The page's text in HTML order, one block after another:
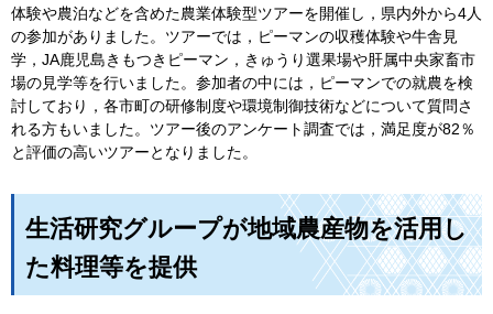
体験や農泊などを含めた農業体験型ツアーを開催し，県内外から4人
の参加がありました。ツアーでは，ピーマンの収穫体験や牛舎見
学，JA鹿児島きもつきピーマン，きゅうり選果場や肝属中央家畜市
場の見学等を行いました。参加者の中には，ピーマンでの就農を検
討しており，各市町の研修制度や環境制御技術などについて質問さ
れる方もいました。ツアー後のアンケート調査では，満足度が82％
と評価の高いツアーとなりました。
生活研究グループが地域農産物を活用し
た料理等を提供